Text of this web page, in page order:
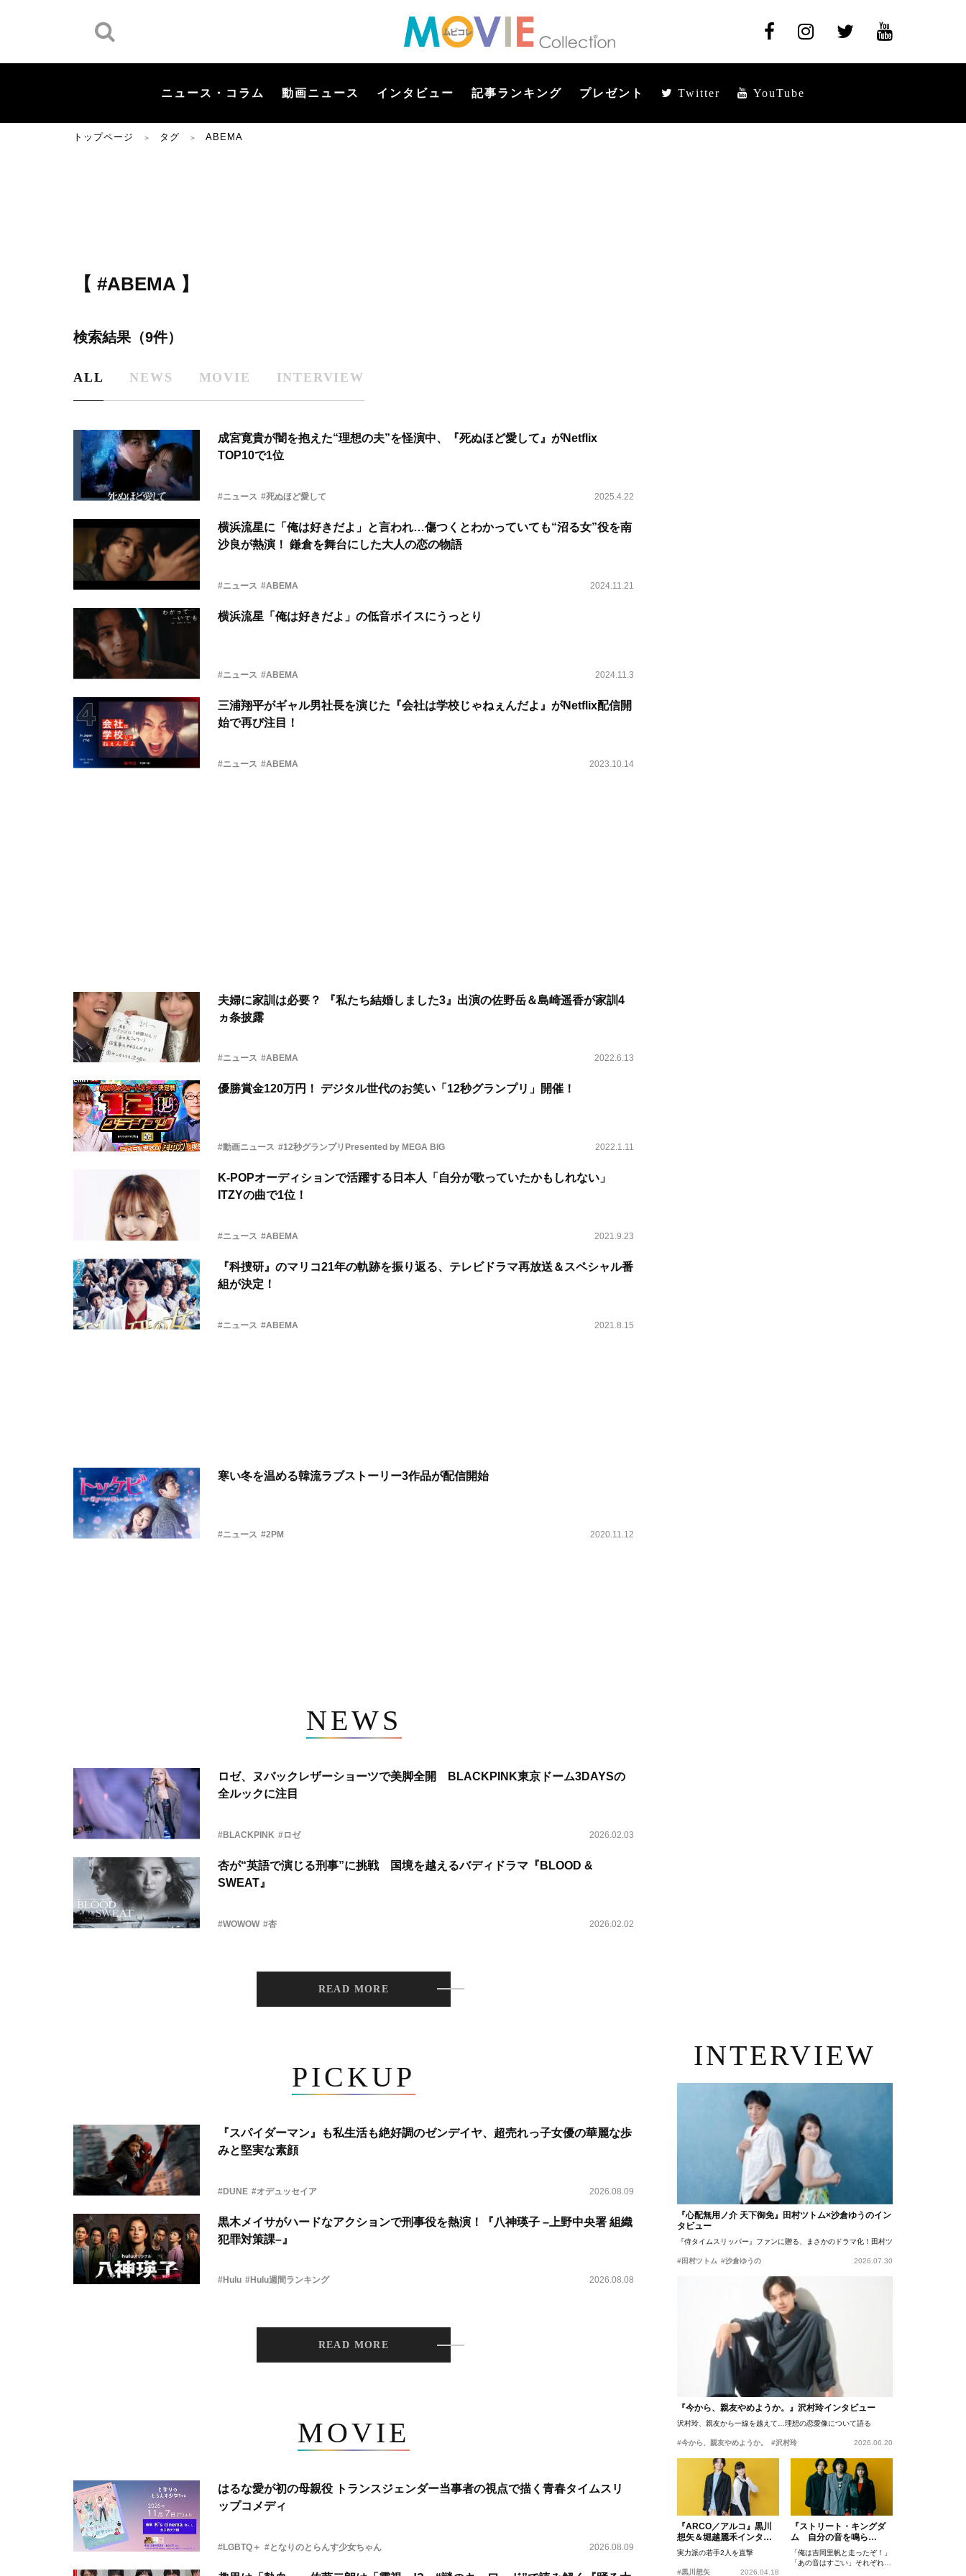
ニュース・コラム 動画ニュース インタビュー 記事ランキング プレゼント Twitter YouTube
トップページ ＞ タグ ＞ ABEMA
【 #ABEMA 】
検索結果（9件）
ALL NEWS MOVIE INTERVIEW
成宮寛貴が闇を抱えた“理想の夫”を怪演中、『死ぬほど愛して』がNetflix
TOP10で1位
#ニュース #死ぬほど愛して 2025.4.22
横浜流星に「俺は好きだよ」と言われ…傷つくとわかっていても“沼る女”役を南
沙良が熱演！ 鎌倉を舞台にした大人の恋の物語
#ニュース #ABEMA 2024.11.21
横浜流星「俺は好きだよ」の低音ボイスにうっとり
#ニュース #ABEMA 2024.11.3
三浦翔平がギャル男社長を演じた『会社は学校じゃねぇんだよ』がNetflix配信開
始で再び注目！
#ニュース #ABEMA 2023.10.14
夫婦に家訓は必要？ 『私たち結婚しました3』出演の佐野岳＆島崎遥香が家訓4
ヵ条披露
#ニュース #ABEMA 2022.6.13
優勝賞金120万円！ デジタル世代のお笑い「12秒グランプリ」開催！
#動画ニュース #12秒グランプリPresented by MEGA BIG 2022.1.11
K-POPオーディションで活躍する日本人「自分が歌っていたかもしれない」
ITZYの曲で1位！
#ニュース #ABEMA 2021.9.23
『科捜研』のマリコ21年の軌跡を振り返る、テレビドラマ再放送＆スペシャル番
組が決定！
#ニュース #ABEMA 2021.8.15
寒い冬を温める韓流ラブストーリー3作品が配信開始
#ニュース #2PM 2020.11.12
NEWS
ロゼ、ヌバックレザーショーツで美脚全開 BLACKPINK東京ドーム3DAYSの
全ルックに注目
#BLACKPINK #ロゼ 2026.02.03
杏が“英語で演じる刑事”に挑戦 国境を越えるバディドラマ『BLOOD &
SWEAT』
#WOWOW #杏 2026.02.02
READ MORE
PICKUP
『スパイダーマン』も私生活も絶好調のゼンデイヤ、超売れっ子女優の華麗な歩
みと堅実な素顔
#DUNE #オデュッセイア 2026.08.09
黒木メイサがハードなアクションで刑事役を熱演！『八神瑛子 –上野中央署 組織
犯罪対策課–』
#Hulu #Hulu週間ランキング 2026.08.08
READ MORE
MOVIE
はるな愛が初の母親役 トランスジェンダー当事者の視点で描く青春タイムスリ
ップコメディ
#LGBTQ＋ #となりのとらんす少女ちゃん 2026.08.09
INTERVIEW
『心配無用ノ介 天下御免』田村ツトム×沙倉ゆうのイン
タビュー
『侍タイムスリッパー』ファンに贈る、まさかのドラマ化！田村ツトム×沙倉ゆうのが語
#田村ツトム #沙倉ゆうの 2026.07.30
『今から、親友やめようか。』沢村玲インタビュー
沢村玲、親友から一線を越えて…理想の恋愛像について語る
#今から、親友やめようか。 #沢村玲 2026.06.20
『ARCO／アルコ』黒川
想矢＆堀越麗禾インタビ
ュー
実力派の若手2人を直撃
#黒川想矢 2026.04.18
『ストリート・キングダ
ム 自分の音を鳴ら
せ。』峯田和伸、若葉竜
也、吉岡里帆インタビュ
ー
「俺は吉岡里帆と走ったぞ！」
「あの音はすごい」それぞれの